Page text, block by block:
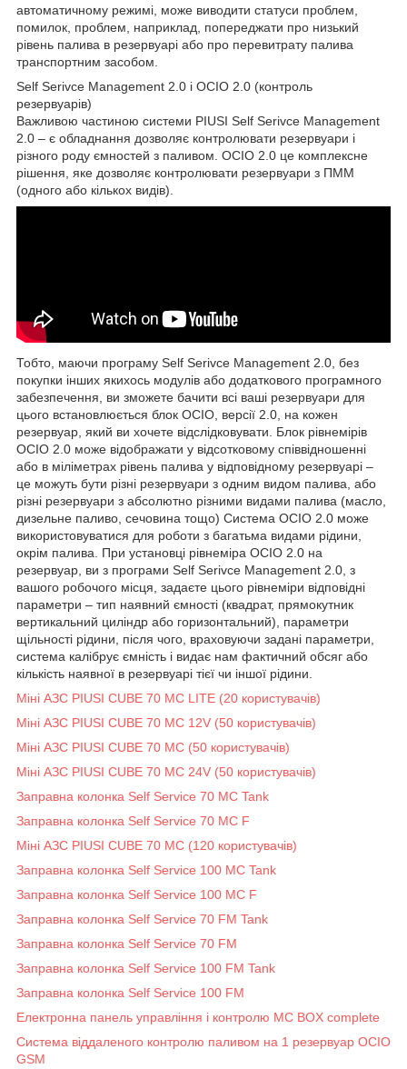
автоматичному режимі, може виводити статуси проблем,
помилок, проблем, наприклад, попереджати про низький
рівень палива в резервуарі або про перевитрату палива
транспортним засобом.
Self Serivce Management 2.0 і OCIO 2.0 (контроль
резервуарів)
Важливою частиною системи PIUSI Self Serivce Management
2.0 – є обладнання дозволяє контролювати резервуари і
різного роду ємностей з паливом. OCIO 2.0 це комплексне
рішення, яке дозволяє контролювати резервуари з ПММ
(одного або кількох видів).
Тобто, маючи програму Self Serivce Management 2.0, без
покупки інших якихось модулів або додаткового програмного
забезпечення, ви зможете бачити всі ваші резервуари для
цього встановлюється блок OCIO, версії 2.0, на кожен
резервуар, який ви хочете відслідковувати. Блок рівнемірів
OCIO 2.0 може відображати у відсотковому співвідношенні
або в міліметрах рівень палива у відповідному резервуарі –
це можуть бути різні резервуари з одним видом палива, або
різні резервуари з абсолютно різними видами палива (масло,
дизельне паливо, сечовина тощо) Система OCIO 2.0 може
використовуватися для роботи з багатьма видами рідини,
окрім палива. При установці рівнеміра OCIO 2.0 на
резервуар, ви з програми Self Serivce Management 2.0, з
вашого робочого місця, задаєте цього рівнеміри відповідні
параметри – тип наявний ємності (квадрат, прямокутник
вертикальний циліндр або горизонтальний), параметри
щільності рідини, після чого, враховуючи задані параметри,
система калібрує ємність і видає нам фактичний обсяг або
кількість наявної в резервуарі тієї чи іншої рідини.
Міні АЗС PIUSI CUBE 70 MC LITE (20 користувачів)
Міні АЗС PIUSI CUBE 70 MC 12V (50 користувачів)
Міні АЗС PIUSI CUBE 70 MC (50 користувачів)
Міні АЗС PIUSI CUBE 70 MC 24V (50 користувачів)
Заправна колонка Self Service 70 MC Tank
Заправна колонка Self Service 70 MC F
Міні АЗС PIUSI CUBE 70 MC (120 користувачів)
Заправна колонка Self Service 100 MC Tank
Заправна колонка Self Service 100 MC F
Заправна колонка Self Service 70 FM Tank
Заправна колонка Self Service 70 FM
Заправна колонка Self Service 100 FM Tank
Заправна колонка Self Service 100 FM
Електронна панель управління і контролю MC BOX complete
Система віддаленого контролю паливом на 1 резервуар OCIO
GSM